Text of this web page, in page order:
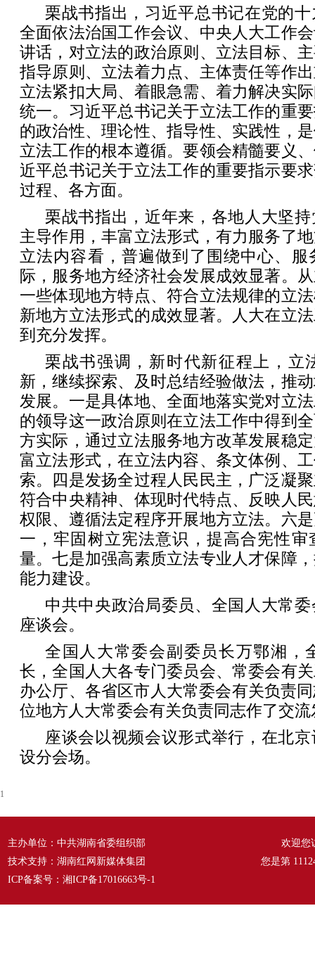
栗战书指出，习近平总书记在党的
全面依法治国工作会议、中央人大工作
讲话，对立法的政治原则、立法目标、
指导原则、立法着力点、主体责任等作
立法紧扣大局、着眼急需、着力解决实
统一。习近平总书记关于立法工作的重
的政治性、理论性、指导性、实践性，
立法工作的根本遵循。要领会精髓要义
近平总书记关于立法工作的重要指示要
过程、各方面。
栗战书指出，近年来，各地人大坚
主导作用，丰富立法形式，有力服务了
立法内容看，普遍做到了围绕中心、服
际，服务地方经济社会发展成效显著。
一些体现地方特点、符合立法规律的立
新地方立法形式的成效显著。人大在立
到充分发挥。
栗战书强调，新时代新征程上，立
新，继续探索、及时总结经验做法，推
发展。一是具体地、全面地落实党对立
的领导这一政治原则在立法工作中得到
方实际，通过立法服务地方改革发展稳
富立法形式，在立法内容、条文体例、
索。四是发扬全过程人民民主，广泛凝
符合中央精神、体现时代特点、反映人
权限、遵循法定程序开展地方立法。六
一，牢固树立宪法意识，提高合宪性审
量。七是加强高素质立法专业人才保障
能力建设。
中共中央政治局委员、全国人大常
座谈会。
全国人大常委会副委员长万鄂湘，
长，全国人大各专门委员会、常委会有
办公厅、各省区市人大常委会有关负责
位地方人大常委会有关负责同志作了交流
座谈会以视频会议形式举行，在北
设分会场。
1
主办单位：中共湖南省委组织部
技术支持：湖南红网新媒体集团
ICP备案号： 湘ICP备17016663号-1
欢迎您
您是第